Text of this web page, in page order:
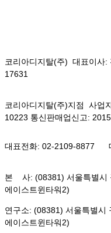
코리아디지탈(주) 대표이
17631
코리아디지탈(주)지점 사업
10223 통신판매업신고:
대표전화: 02-2109-8877
본 사: (08381) 서울특별시
에이스트윈타워2)
연구소: (08381) 서울특별시
에이스트윈타워2)